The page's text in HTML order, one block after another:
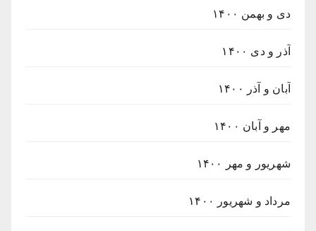
دی و بهمن ۱۴۰۰
آذر و دی ۱۴۰۰
آبان و آذر ۱۴۰۰
مهر و آبان ۱۴۰۰
شهریور و مهر ۱۴۰۰
مرداد و شهریور ۱۴۰۰